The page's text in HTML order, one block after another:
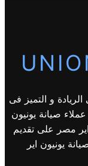
و التميز فى
صيانة يونيون
مصر على تقديم
يونيون اير